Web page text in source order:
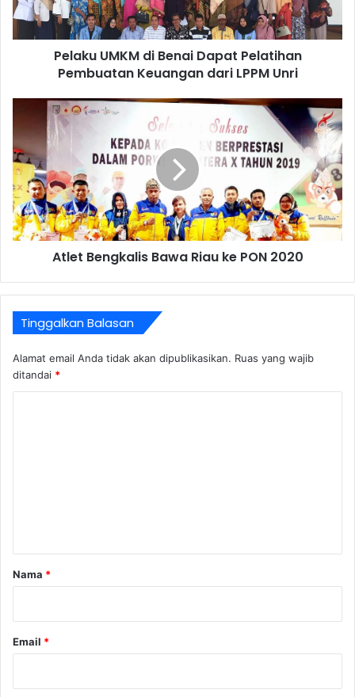
Pelaku UMKM di Benai Dapat Pelatihan
Pembuatan Keuangan dari LPPM Unri
Atlet Bengkalis Bawa Riau ke PON 2020
Tinggalkan Balasan
Alamat email Anda tidak akan dipublikasikan. Ruas yang wajib
ditandai *
rNama *
Email *